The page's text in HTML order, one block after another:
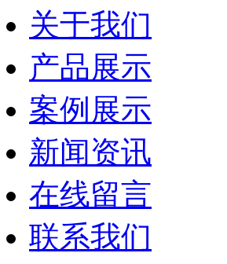
关于我们
产品展示
案例展示
新闻资讯
在线留言
联系我们